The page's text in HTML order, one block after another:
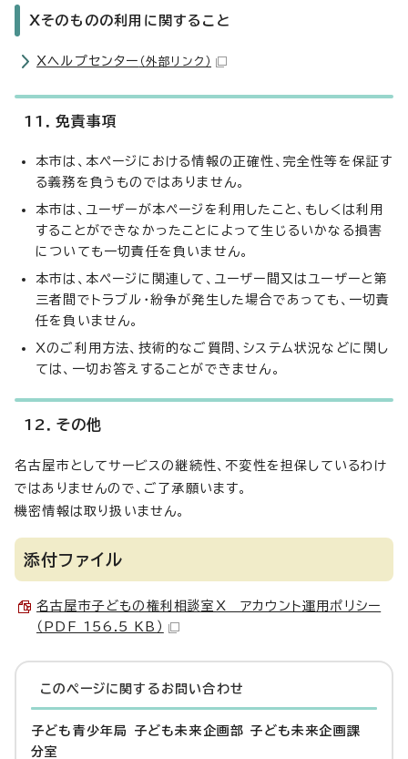
Xそのものの利用に関すること
Xヘルプセンター （外部リンク）
11．免責事項
本市は、本ページにおける情報の正確性、完全性等を保証す
る義務を負うものではありません。
本市は、ユーザーが本ページを利用したこと、もしくは利用
することができなかったことによって生じるいかなる損害
についても一切責任を負いません。
本市は、本ページに関連して、ユーザー間又はユーザーと第
三者間でトラブル・紛争が発生した場合であっても、一切責
任を負いません。
Xのご利用方法、技術的なご質問、システム状況などに関し
ては、一切お答えすることができません。
12．その他
名古屋市としてサービスの継続性、不変性を担保しているわけ
ではありませんので、ご了承願います。
機密情報は取り扱いません。
添付ファイル
名古屋市子どもの権利相談室X アカウント運用ポリシー
（PDF 156.5 KB）
このページに関する お問い合わせ
子ども青少年局 子ども未来企画部 子ども未来企画課
分室